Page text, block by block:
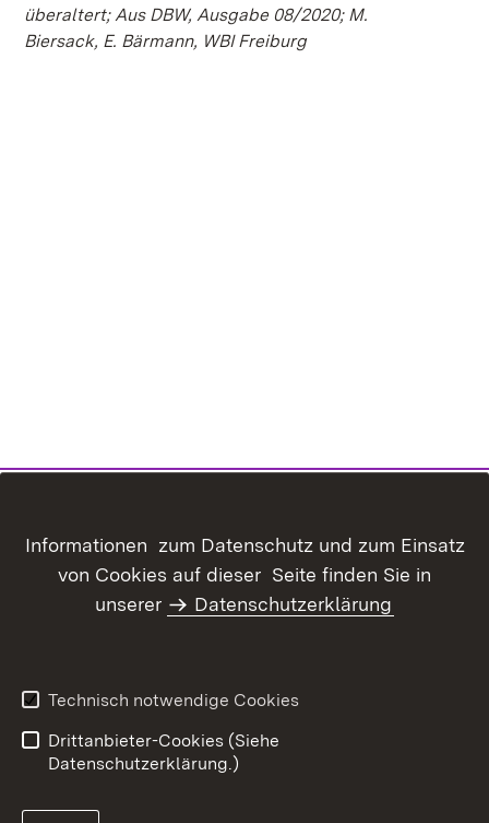
überaltert; Aus DBW, Ausgabe 08/2020; M.
Biersack, E. Bärmann, WBI Freiburg
Informationen zum Datenschutz und zum Einsatz
von Cookies auf dieser Seite finden Sie in
unserer
Datenschutzerklärung
Technisch notwendige Cookies
Drittanbieter-Cookies (Siehe
Datenschutzerklärung.)